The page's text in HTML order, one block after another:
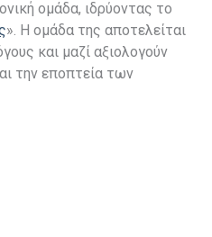
ομάδα, ιδρύοντας το
». Η ομάδα της αποτελείται
και μαζί αξιολογούν
την εποπτεία των